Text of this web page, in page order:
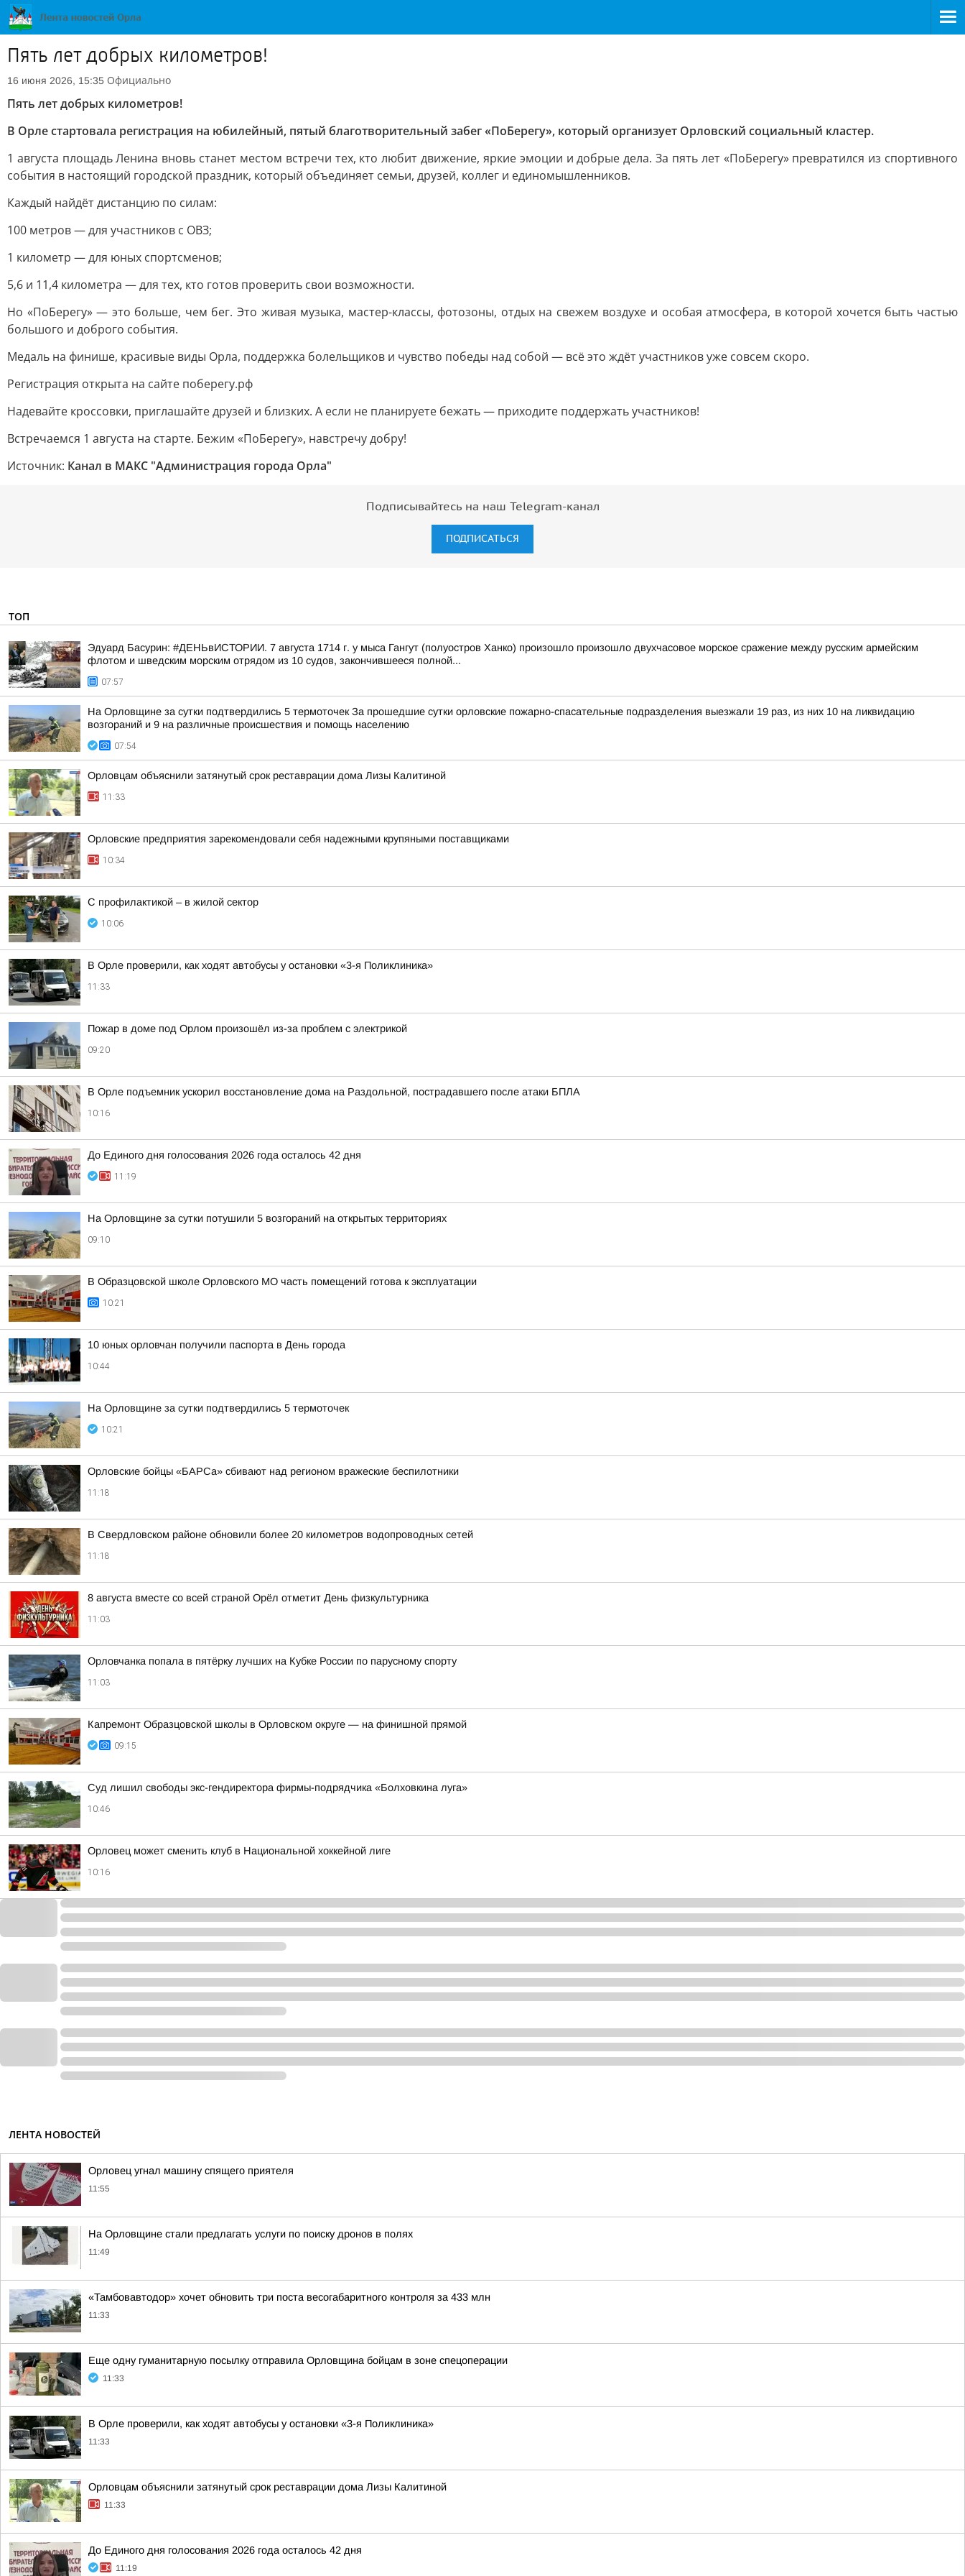
Пять лет добрых километров!
16 июня 2026, 15:35 Официально
Пять лет добрых километров!
В Орле стартовала регистрация на юбилейный, пятый благотворительный забег «ПоБерегу», который организует Орловский социальный кластер.
1 августа площадь Ленина вновь станет местом встречи тех, кто любит движение, яркие эмоции и добрые дела. За пять лет «ПоБерегу» превратился из спортивного
события в настоящий городской праздник, который объединяет семьи, друзей, коллег и единомышленников.
Каждый найдёт дистанцию по силам:
100 метров — для участников с ОВЗ;
1 километр — для юных спортсменов;
5,6 и 11,4 километра — для тех, кто готов проверить свои возможности.
Но «ПоБерегу» — это больше, чем бег. Это живая музыка, мастер-классы, фотозоны, отдых на свежем воздухе и особая атмосфера, в которой хочется быть частью
большого и доброго события.
Медаль на финише, красивые виды Орла, поддержка болельщиков и чувство победы над собой — всё это ждёт участников уже совсем скоро.
Регистрация открыта на сайте поберегу.рф
Надевайте кроссовки, приглашайте друзей и близких. А если не планируете бежать — приходите поддержать участников!
Встречаемся 1 августа на старте. Бежим «ПоБерегу», навстречу добру!
Источник: Канал в МАКС "Администрация города Орла"
Подписывайтесь на наш Telegram-канал
ПОДПИСАТЬСЯ
ТОП
Эдуард Басурин: #ДЕНЬвИСТОРИИ. 7 августа 1714 г. у мыса Гангут (полуостров Ханко) произошло произошло двухчасовое морское сражение между русским армейским
флотом и шведским морским отрядом из 10 судов, закончившееся полной...
07:57
На Орловщине за сутки подтвердились 5 термоточек За прошедшие сутки орловские пожарно-спасательные подразделения выезжали 19 раз, из них 10 на ликвидацию
возгораний и 9 на различные происшествия и помощь населению
07:54
Орловцам объяснили затянутый срок реставрации дома Лизы Калитиной
11:33
Орловские предприятия зарекомендовали себя надежными крупяными поставщиками
10:34
С профилактикой – в жилой сектор
10:06
В Орле проверили, как ходят автобусы у остановки «3-я Поликлиника»
11:33
Пожар в доме под Орлом произошёл из-за проблем с электрикой
09:20
В Орле подъемник ускорил восстановление дома на Раздольной, пострадавшего после атаки БПЛА
10:16
До Единого дня голосования 2026 года осталось 42 дня
11:19
На Орловщине за сутки потушили 5 возгораний на открытых территориях
09:10
В Образцовской школе Орловского МО часть помещений готова к эксплуатации
10:21
10 юных орловчан получили паспорта в День города
10:44
На Орловщине за сутки подтвердились 5 термоточек
10:21
Орловские бойцы «БАРСа» сбивают над регионом вражеские беспилотники
11:18
В Свердловском районе обновили более 20 километров водопроводных сетей
11:18
8 августа вместе со всей страной Орёл отметит День физкультурника
11:03
Орловчанка попала в пятёрку лучших на Кубке России по парусному спорту
11:03
Капремонт Образцовской школы в Орловском округе — на финишной прямой
09:15
Суд лишил свободы экс-гендиректора фирмы-подрядчика «Болховкина луга»
10:46
Орловец может сменить клуб в Национальной хоккейной лиге
10:16
ЛЕНТА НОВОСТЕЙ
Орловец угнал машину спящего приятеля
11:55
На Орловщине стали предлагать услуги по поиску дронов в полях
11:49
«Тамбовавтодор» хочет обновить три поста весогабаритного контроля за 433 млн
11:33
Еще одну гуманитарную посылку отправила Орловщина бойцам в зоне спецоперации
11:33
В Орле проверили, как ходят автобусы у остановки «3-я Поликлиника»
11:33
Орловцам объяснили затянутый срок реставрации дома Лизы Калитиной
11:33
До Единого дня голосования 2026 года осталось 42 дня
11:19